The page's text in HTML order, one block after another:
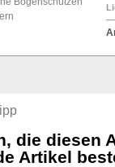
die diesen
Artikel